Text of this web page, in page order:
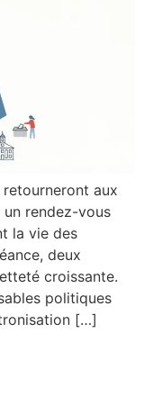
aux
un rendez-vous
la vie des
deux
croissante.
politiques
[…]